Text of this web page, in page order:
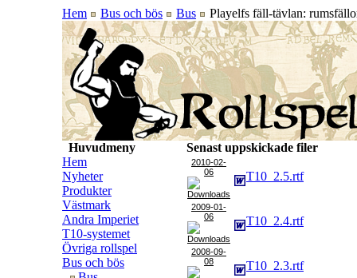
Hem Bus och bös Bus Playelfs fäll-tävlan:
Huvudmeny
Hem
Nyheter
Produkter
Västmark
Andra Imperiet
T10-systemet
Övriga rollspel
Bus och bös
Senast uppskickade filer
2010-02-
06
T10_2.5.rtf
2009-01-
06
T10_2.4.rtf
2008-09-
08
T10_2.3.rtf